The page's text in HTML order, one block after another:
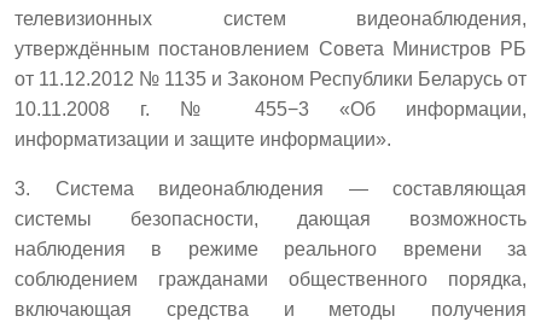
телевизионных систем видеонаблюдения,
утверждённым постановлением Совета Министров РБ
от 11.12.2012 № 1135 и Законом Республики Беларусь от
10.11.2008 г. № 455−3 «Об информации,
информатизации и защите информации».
3. Система видеонаблюдения — составляющая
системы безопасности, дающая возможность
наблюдения в режиме реального времени за
соблюдением гражданами общественного порядка,
включающая средства и методы получения